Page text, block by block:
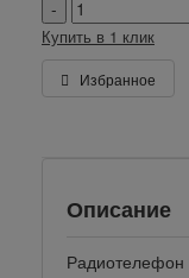
Купить в 1 клик
Избранное
Описание
Радиотелефон